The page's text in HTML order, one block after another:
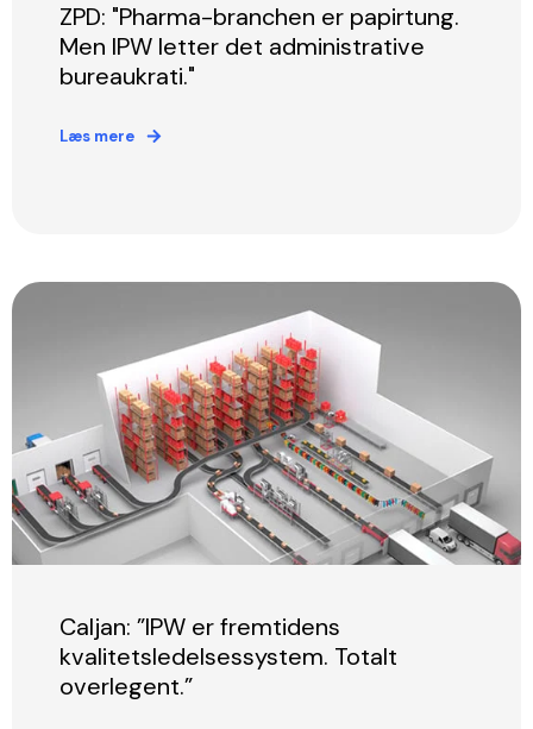
ZPD: "Pharma-branchen er papirtung.
Men IPW letter det administrative
bureaukrati."
Læs mere
Caljan: ”IPW er fremtidens
kvalitetsledelsessystem. Totalt
overlegent.”